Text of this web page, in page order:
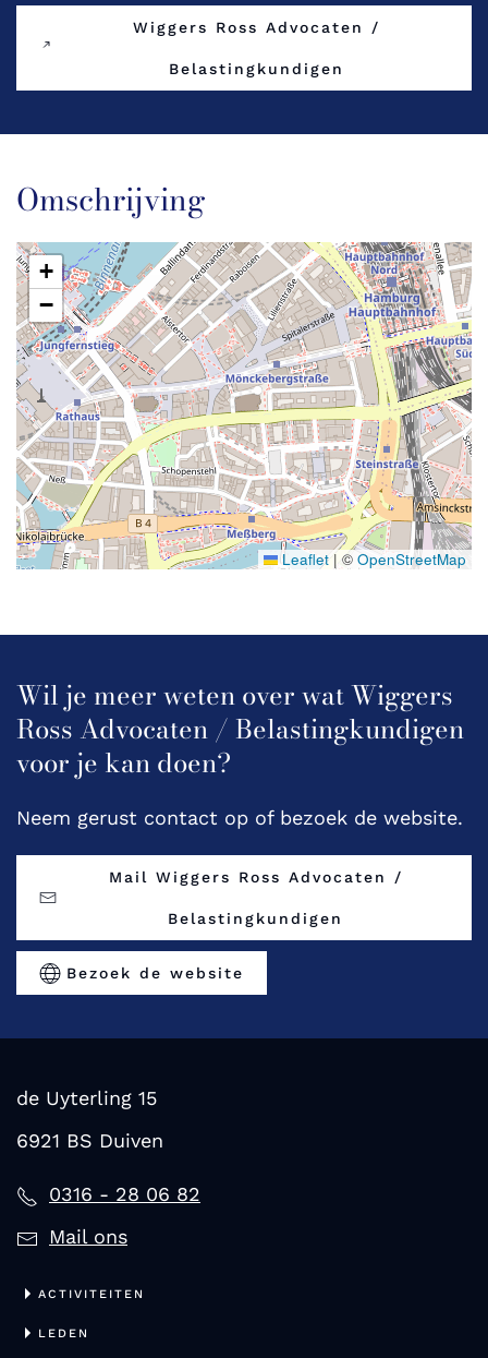
Wiggers Ross Advocaten /
Belastingkundigen
Omschrijving
+
−
Leaflet | © OpenStreetMap
Wil je meer weten over wat Wiggers
Ross Advocaten / Belastingkundigen
voor je kan doen?
Neem gerust contact op of bezoek de website.
Mail Wiggers Ross Advocaten /
Belastingkundigen
Bezoek de website
de Uyterling 15
6921 BS Duiven
0316 - 28 06 82
Mail ons
ACTIVITEITEN
LEDEN